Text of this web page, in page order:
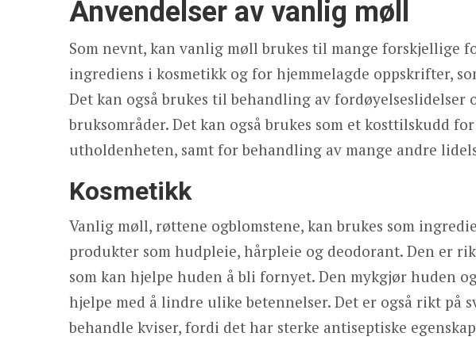
Anvendelser av vanlig møll
Som nevnt, kan vanlig møll brukes til mange forskjellige
ingrediens i kosmetikk og for hjemmelagde oppskrifter,
Det kan også brukes til behandling av fordøyelseslidelser
bruksområder. Det kan også brukes som et kosttilskudd
utholdenheten, samt for behandling av mange andre
Kosmetikk
Vanlig møll, røttene ogblomstene, kan brukes som
produkter som hudpleie, hårpleie og deodorant. Den er
som kan hjelpe huden å bli fornyet. Den mykgjør huden
hjelpe med å lindre ulike betennelser. Det er også rikt på
behandle kviser, fordi det har sterke antiseptiske